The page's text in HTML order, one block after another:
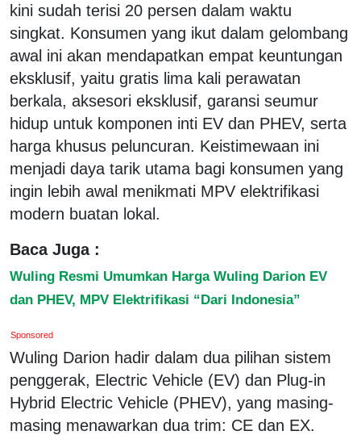
kini sudah terisi 20 persen dalam waktu
singkat. Konsumen yang ikut dalam gelombang
awal ini akan mendapatkan empat keuntungan
eksklusif, yaitu gratis lima kali perawatan
berkala, aksesori eksklusif, garansi seumur
hidup untuk komponen inti EV dan PHEV, serta
harga khusus peluncuran. Keistimewaan ini
menjadi daya tarik utama bagi konsumen yang
ingin lebih awal menikmati MPV elektrifikasi
modern buatan lokal.
Baca Juga :
Wuling Resmi Umumkan Harga Wuling Darion EV
dan PHEV, MPV Elektrifikasi “Dari Indonesia”
Sponsored
Wuling Darion hadir dalam dua pilihan sistem
penggerak, Electric Vehicle (EV) dan Plug-in
Hybrid Electric Vehicle (PHEV), yang masing-
masing menawarkan dua trim: CE dan EX.